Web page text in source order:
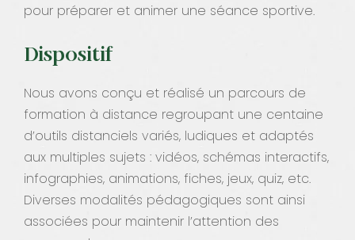
pour préparer et animer une séance sportive.
Dispositif
Nous avons conçu et réalisé un parcours de
formation à distance regroupant une centaine
d’outils distanciels variés, ludiques et adaptés
aux multiples sujets : vidéos, schémas interactifs,
infographies, animations, fiches, jeux, quiz, etc.
Diverses modalités pédagogiques sont ainsi
associées pour maintenir l’attention des